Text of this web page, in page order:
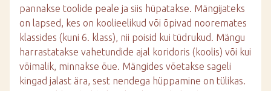
pannakse toolide peale ja siis hüpatakse. Mängijateks
on lapsed, kes on koolieelikud või õpivad nooremates
klassides (kuni 6. klass), nii poisid kui tüdrukud. Mängu
harrastatakse vahetundide ajal koridoris (koolis) või kui
võimalik, minnakse õue. Mängides võetakse sageli
kingad jalast ära, sest nendega hüppamine on tülikas.